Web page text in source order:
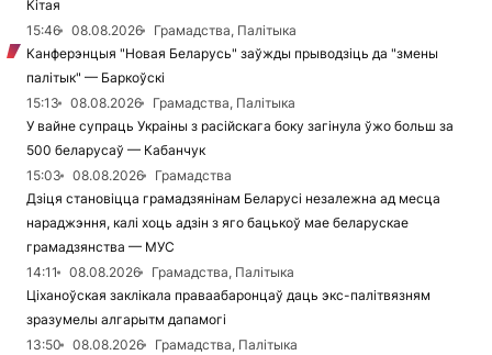
Кітая
15:46
08.08.2026
Грамадства, Палітыка
Канферэнцыя "Новая Беларусь" заўжды прыводзіць да "змены
палітык" — Баркоўскі
15:13
08.08.2026
Грамадства, Палітыка
У вайне супраць Украіны з расійскага боку загінула ўжо больш за
500 беларусаў — Кабанчук
15:03
08.08.2026
Грамадства
Дзіця становіцца грамадзянінам Беларусі незалежна ад месца
нараджэння, калі хоць адзін з яго бацькоў мае беларускае
грамадзянства — МУС
14:11
08.08.2026
Грамадства, Палітыка
Ціханоўская заклікала праваабаронцаў даць экс-палітвязням
зразумелы алгарытм дапамогі
13:50
08.08.2026
Грамадства, Палітыка